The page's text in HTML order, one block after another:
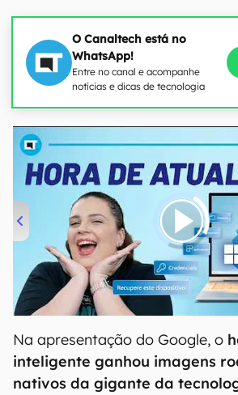
O Canaltech está no
WhatsApp!
Entre no canal e acompanhe
notícias e dicas de tecnologia
00:00 04:52
Na apresentação do Google, o
inteligente ganhou imagens
nativos da gigante da